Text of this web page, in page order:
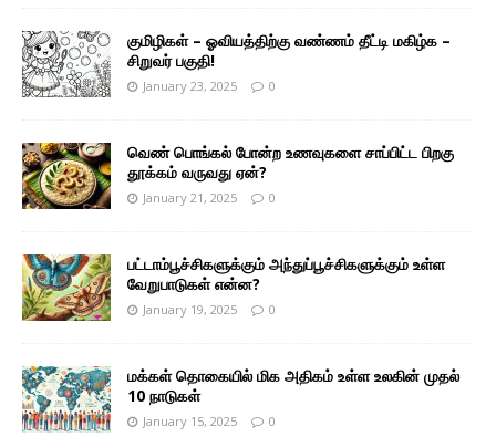
குமிழிகள் – ஓவியத்திற்கு வண்ணம் தீட்டி மகிழ்க –
சிறுவர் பகுதி!
January 23, 2025 0
வெண் பொங்கல் போன்ற உணவுகளை சாப்பிட்ட பிறகு
தூக்கம் வருவது ஏன்?
January 21, 2025 0
பட்டாம்பூச்சிகளுக்கும் அந்துப்பூச்சிகளுக்கும் உள்ள
வேறுபாடுகள் என்ன?
January 19, 2025 0
மக்கள் தொகையில் மிக அதிகம் உள்ள உலகின் முதல்
10 நாடுகள்
January 15, 2025 0